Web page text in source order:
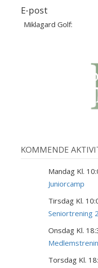
E-post
Miklagard Golf:
KOMMENDE
Mandag Kl.
Juniorcamp
Tirsdag Kl.
Seniortrening
Onsdag Kl.
Torsdag Kl.